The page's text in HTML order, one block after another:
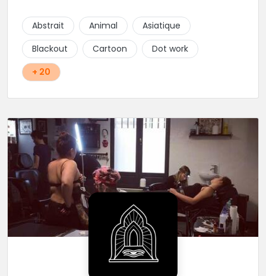
Abstrait Animal
Asiatique
Blackout
Cartoon
Dot work
+ 20